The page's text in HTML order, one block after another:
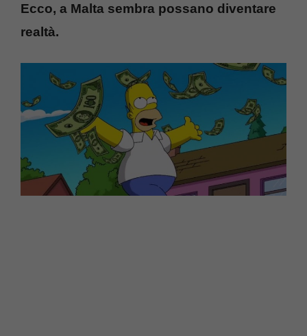
Ecco, a Malta sembra possano diventare
realtà.